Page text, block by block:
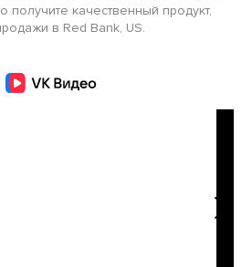
получите качественный продукт,
в Red Bank, US.